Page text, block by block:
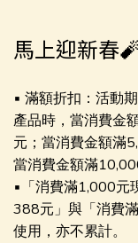
馬上迎新春
▪ 滿額折扣：活動
產品時，當消費金
元；當消費金額滿
當消費金額滿
▪「消費滿1,000元
388元」與「消費
使用，亦不累計。